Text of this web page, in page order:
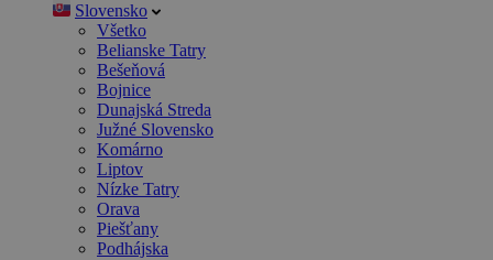
Slovensko
Všetko
Belianske Tatry
Bešeňová
Bojnice
Dunajská Streda
Južné Slovensko
Komárno
Liptov
Nízke Tatry
Orava
Piešťany
Podhájska